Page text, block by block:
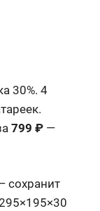
30%. 4
799 ₽ —
сохранит